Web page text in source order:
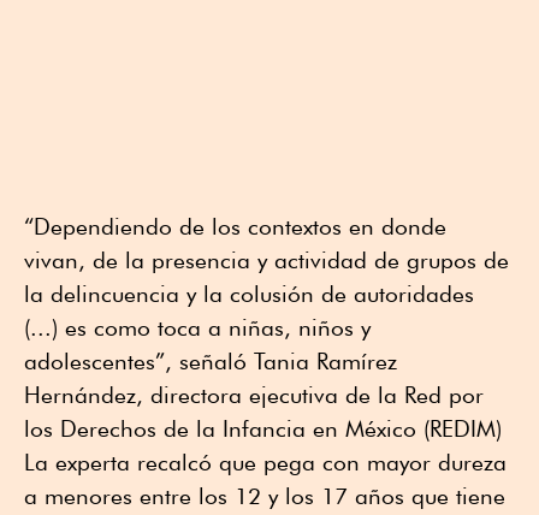
“Dependiendo de los contextos en donde
vivan, de la presencia y actividad de grupos de
la delincuencia y la colusión de autoridades
(...) es como toca a niñas, niños y
adolescentes”, señaló Tania Ramírez
Hernández, directora ejecutiva de la Red por
los Derechos de la Infancia en México (REDIM)
La experta recalcó que pega con mayor dureza
a menores entre los 12 y los 17 años que tiene